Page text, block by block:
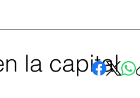
la capital